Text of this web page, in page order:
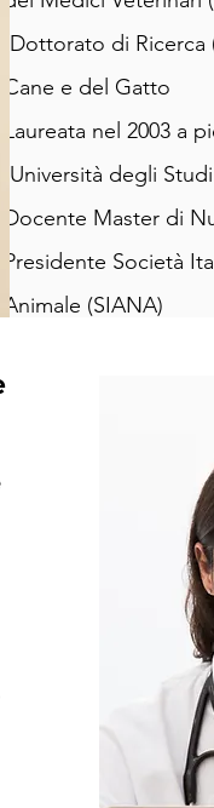
Dottorato di Ricerca
Cane e del Gatto
Laureata nel 2003 a
(Università degli
Docente Master di
Presidente Società
Animale (SIANA)